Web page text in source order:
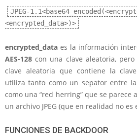
JPEG-
<encrypted_data>)>
encrypted_data es la información
AES-128 con una clave aleatoria, pero
clave aleatoria que contiene la
utiliza tanto como un sepator entre
como una “red herring” que se parece
un archivo JPEG (que en realidad no es
FUNCIONES DE BACKDOOR